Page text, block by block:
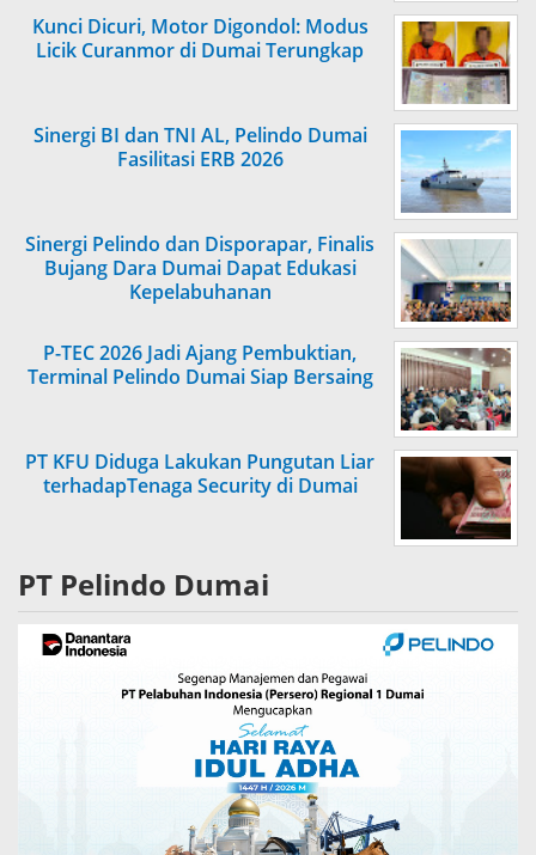
Kunci Dicuri, Motor Digondol: Modus
Licik Curanmor di Dumai Terungkap
Sinergi BI dan TNI AL, Pelindo Dumai
Fasilitasi ERB 2026
Sinergi Pelindo dan Disporapar, Finalis
Bujang Dara Dumai Dapat Edukasi
Kepelabuhanan
P-TEC 2026 Jadi Ajang Pembuktian,
Terminal Pelindo Dumai Siap Bersaing
PT KFU Diduga Lakukan Pungutan Liar
terhadapTenaga Security di Dumai
PT Pelindo Dumai